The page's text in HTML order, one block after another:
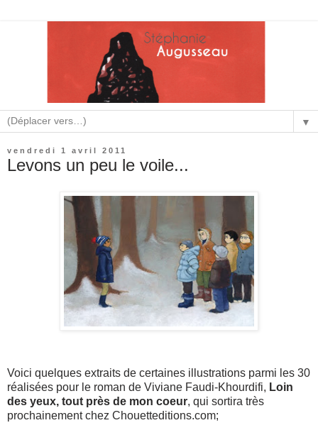
▼
vendredi 1 avril 2011
Levons un peu le voile...
Voici quelques extraits de certaines illustrations parmi les 30
réalisées pour le roman de Viviane Faudi-Khourdifi, Loin
des yeux, tout près de mon coeur, qui sortira très
prochainement chez Chouetteditions.com;